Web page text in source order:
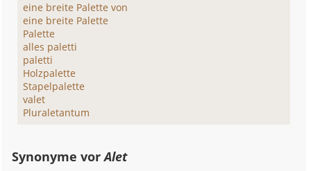
eine breite Palette von
eine breite Palette
Palette
alles paletti
paletti
Holzpalette
Stapelpalette
valet
Pluraletantum
Synonyme vorAlet